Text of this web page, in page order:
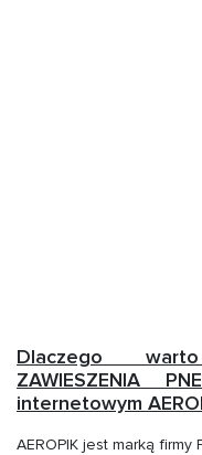
Dlaczego
ZAWIESZENIA
internetowym
AEROPIK jest marką